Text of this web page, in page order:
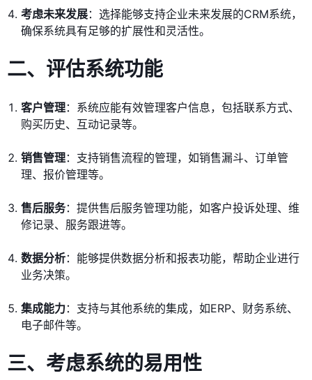
考虑未来发展：选择能够支持企业未来发展的CRM系统，
确保系统具有足够的扩展性和灵活性。
二、评估系统功能
客户管理：系统应能有效管理客户信息，包括联系方式、
购买历史、互动记录等。
销售管理：支持销售流程的管理，如销售漏斗、订单管
理、报价管理等。
售后服务：提供售后服务管理功能，如客户投诉处理、维
修记录、服务跟进等。
数据分析：能够提供数据分析和报表功能，帮助企业进行
业务决策。
集成能力：支持与其他系统的集成，如ERP、财务系统、
电子邮件等。
三、考虑系统的易用性